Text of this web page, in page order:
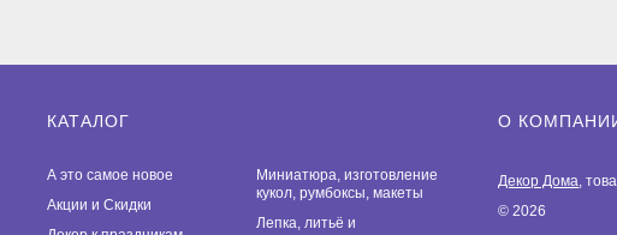
КАТАЛОГ
А это самое новое
Акции и Скидки
Миниатюра, изготовление
кукол, румбоксы, макеты
Лепка, литьё и
О
Декор Дома,
© 2026